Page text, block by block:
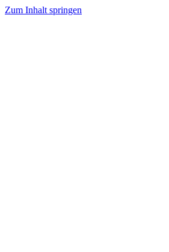
Zum Inhalt springen